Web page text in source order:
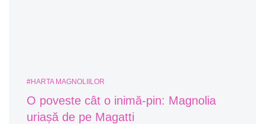
#HARTA MAGNOLIILOR
O poveste cât o inimă-pin: Magnolia
uriașă de pe Magatti